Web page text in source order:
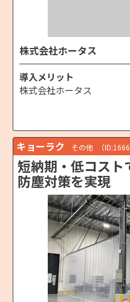
株式会社ホータス
導入メリット
株式会社ホータス
キョーラク その他 （ID:1666
短納期・低コスト
防塵対策を実現